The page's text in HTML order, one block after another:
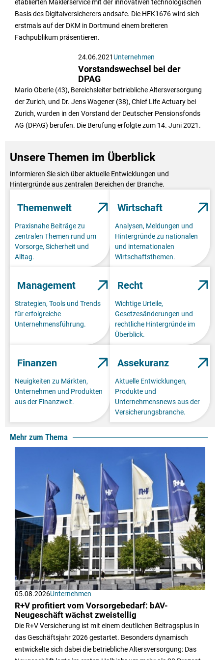
etablierten Maklerservice mit der innovativen technologischen
Basis des Digitalversicherers andsafe. Die HFK1676 wird sich
erstmals auf der DKM in Dortmund einem breiteren
Fachpublikum präsentieren.
24.06.2021 Unternehmen
Vorstandswechsel bei der
DPAG
Mario Oberle (43), Bereichsleiter betriebliche Altersversorgung
der Zurich, und Dr. Jens Wagener (38), Chief Life Actuary bei
Zurich, wurden in den Vorstand der Deutscher Pensionsfonds
AG (DPAG) berufen. Die Berufung erfolgte zum 14. Juni 2021.
Unsere Themen im Überblick
Informieren Sie sich über aktuelle Entwicklungen und
Hintergründe aus zentralen Bereichen der Branche.
Themenwelt
Praxisnahe Beiträge zu
zentralen Themen rund um
Vorsorge, Sicherheit und
Alltag.
Wirtschaft
Analysen, Meldungen und
Hintergründe zu nationalen
und internationalen
Wirtschaftsthemen.
Management
Strategien, Tools und Trends
für erfolgreiche
Unternehmensführung.
Recht
Wichtige Urteile,
Gesetzesänderungen und
rechtliche Hintergründe im
Überblick.
Finanzen
Neuigkeiten zu Märkten,
Unternehmen und Produkten
aus der Finanzwelt.
Assekuranz
Aktuelle Entwicklungen,
Produkte und
Unternehmensnews aus der
Versicherungsbranche.
Mehr zum Thema
05.08.2026Unternehmen
R+V profitiert vom Vorsorgebedarf: bAV-
Neugeschäft wächst zweistellig
Die R+V Versicherung ist mit einem deutlichen Beitragsplus in
das Geschäftsjahr 2026 gestartet. Besonders dynamisch
entwickelte sich dabei die betriebliche Altersversorgung: Das